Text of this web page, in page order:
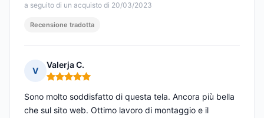
a seguito di un acquisto di 20/03/2023
Recensione tradotta
V
Valerja C.
Nota: 5 su 5
Sono molto soddisfatto di questa tela. Ancora più bella
che sul sito web. Ottimo lavoro di montaggio e il